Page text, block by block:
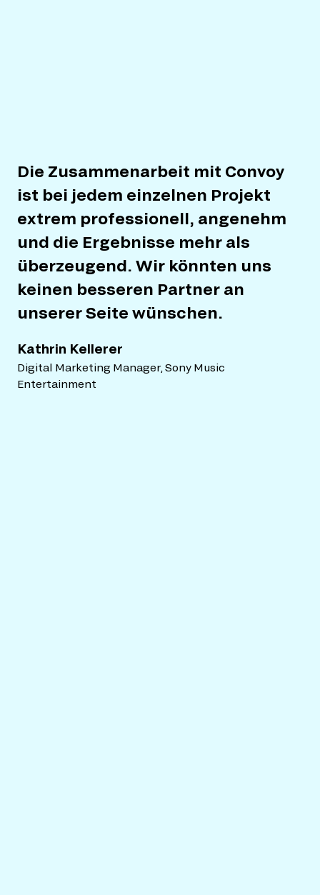
Die Zusammenarbeit mit Convoy
ist bei jedem einzelnen Projekt
extrem professionell, angenehm
und die Ergebnisse mehr als
überzeugend. Wir könnten uns
keinen besseren Partner an
unserer Seite wünschen.
Kathrin Kellerer
Digital Marketing Manager, Sony Music
Entertainment